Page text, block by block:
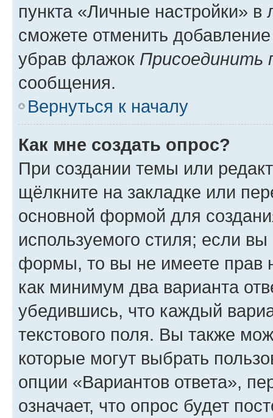
пункта «Личные настройки»
сможете отменить
убрав флажок Присоединить
сообщения.
Вернуться к началу
Как мне создать опрос?
При создании темы или
щёлкните на закладке или
основной формой для
используемого стиля; если
формы, то вы не имеете прав
как минимум два варианта
убедившись, что каждый
текстового поля. Вы также
которые могут выбрать
опции «Вариантов ответа»,
означает, что опрос будет